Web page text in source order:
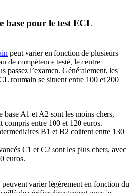
base pour le test ECL
peut varier en fonction de plusieurs
de compétence testé, le centre
passez l’examen. Généralement, les
roumain se situent entre 100 et 200
A1 et A2 sont les moins chers,
compris entre 100 et 120 euros.
B1 et B2 coûtent entre 130
C1 et C2 sont les plus chers, avec
euros.
varier légèrement en fonction du